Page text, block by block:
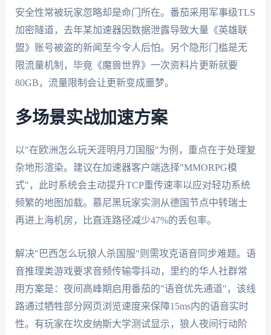
安全性常被玩家忽略却是命门所在。番茄采用军事级TLS
加密隧道，去年某加速器因数据泄露导致大量《英雄联
盟》账号被盗的新闻至今令人后怕。另个隐形门槛是无
限流量机制，毕竟《魔兽世界》一次资料片更新就要
80GB，流量限制会让更新变成噩梦。
多场景实战加速方案
以"在欧洲怎么玩天涯明月刀国服"为例，重点在于处理复
杂地形渲染。建议在加速器客户端选择"MMORPG模
式"，此时系统会主动提升TCP重传速率以应对轻功系统
频繁的地图加载。慕尼黑玩家实测从德国节点中转瑞士
再进上海机房，比直连路径减少47%的丢包率。
解决"巴西怎么玩狼人杀国服"则需攻克语音同步难题。语
音推理类游戏要求音频传输零抖动，里约的华人社群常
用方案是：夜间高峰期启用番茄的"语音优先通道"，该线
路通过牺牲部分网页浏览速度来保障15ms内的语音实时
性。有玩家在坎皮纳斯大学测试显示，狼人夜间行动阶